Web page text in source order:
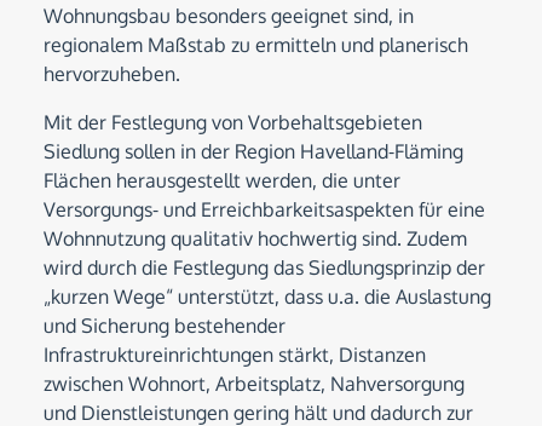
Wohnungsbau besonders geeignet sind, in
regionalem Maßstab zu ermitteln und planerisch
hervorzuheben.
Mit der Festlegung von Vorbehaltsgebieten
Siedlung sollen in der Region Havelland-Fläming
Flächen herausgestellt werden, die unter
Versorgungs- und Erreichbarkeitsaspekten für eine
Wohnnutzung qualitativ hochwertig sind. Zudem
wird durch die Festlegung das Siedlungsprinzip der
„kurzen Wege“ unterstützt, dass u.a. die Auslastung
und Sicherung bestehender
Infrastruktureinrichtungen stärkt, Distanzen
zwischen Wohnort, Arbeitsplatz, Nahversorgung
und Dienstleistungen gering hält und dadurch zur